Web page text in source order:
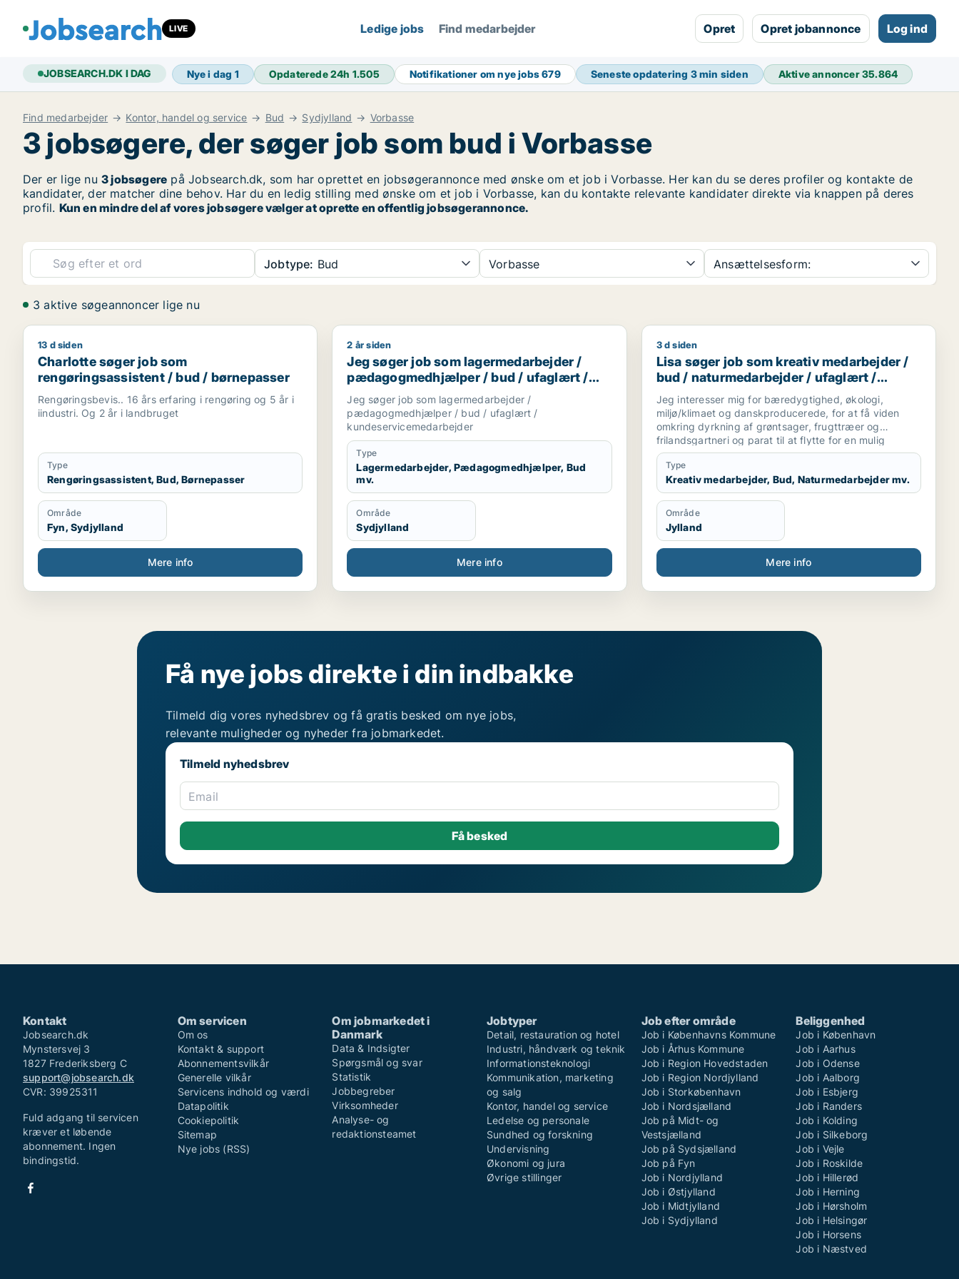
LIVE Ledige jobs Find medarbejder Opret Opret jobannonce Log ind
JOBSEARCH.DK I DAG Nye i dag 1 Opdaterede 24h 1.505 Notifikationer om nye jobs679 Seneste opdatering 3 min siden Aktive annoncer35.864
Find medarbejder Kontor, handel og service Bud Sydjylland Vorbasse
3 jobsøgere, der søger job som bud i Vorbasse
Der er lige nu 3 jobsøgere på Jobsearch.dk, som har oprettet en jobsøgerannonce med ønske om et job i Vorbasse. Her kan du se deres profiler og kontakte de
kandidater, der matcher dine behov. Har du en ledig stilling med ønske om et job i Vorbasse, kan du kontakte relevante kandidater direkte via knappen på deres
profil. Kun en mindre del af vores jobsøgere vælger at oprette en offentlig jobsøgerannonce.
Jobtype: Bud Vorbasse Ansættelsesform:
3 aktive søgeannoncer lige nu
Charlotte søger job som rengøringsassistent / bud / børnepasser
13 d siden
Charlotte søger job som
rengøringsassistent / bud / børnepasser
Rengøringsbevis.. 16 års erfaring i rengøring og 5 år i
iindustri. Og 2 år i landbruget
Type
Rengøringsassistent, Bud, Børnepasser
Område
Fyn, Sydjylland
Mere info
Jeg søger job som lagermedarbejder / pædagogmedhjælper / bud / ufaglært / kundeservicemedarbejder
2 år siden
Jeg søger job som lagermedarbejder /
pædagogmedhjælper / bud / ufaglært /
kundeservicemedarbejder
Jeg søger job som lagermedarbejder /
pædagogmedhjælper / bud / ufaglært /
kundeservicemedarbejder
Type
Lagermedarbejder, Pædagogmedhjælper, Bud
mv.
Område
Sydjylland
Mere info
Lisa søger job som kreativ medarbejder / bud /
3 d siden
Lisa søger job som kreativ medarbejder /
bud / naturmedarbejder / ufaglært /
gartner
Jeg interesser mig for bæredygtighed, økologi,
miljø/klimaet og danskproducerede, for at få viden
omkring dyrkning af grøntsager, frugttræer og
frilandsgartneri og parat til at flytte for en mulig
praktikplads.
Jeg er mødestabil, pligtopfyldende, fleksibel og
hjælpsom. Jeg er ikke bange for at give en hånd
ekstra.
Type
Kreativ medarbejder, Bud, Naturmedarbejder mv.
Område
Jylland
Mere info
Få nye jobs direkte i din indbakke
Tilmeld dig vores nyhedsbrev og få gratis besked om nye jobs,
relevante muligheder og nyheder fra jobmarkedet.
Tilmeld nyhedsbrev
Email
Kontakt
Jobsearch.dk
Mynstersvej 3
1827 Frederiksberg C
support@jobsearch.dk
CVR: 39925311
Fuld adgang til servicen
kræver et løbende
abonnement. Ingen
bindingstid.
Om servicen
Om os
Kontakt & support
Abonnementsvilkår
Generelle vilkår
Servicens indhold og værdi
Datapolitik
Cookiepolitik
Sitemap
Nye jobs (RSS)
Om jobmarkedet i
Danmark
Data & Indsigter
Spørgsmål og svar
Statistik
Jobbegreber
Virksomheder
Analyse- og
redaktionsteamet
Jobtyper
Detail, restauration og hotel
Industri, håndværk og teknik
Informationsteknologi
Kommunikation, marketing
og salg
Kontor, handel og service
Ledelse og personale
Sundhed og forskning
Undervisning
Økonomi og jura
Øvrige stillinger
Job efter område
Job i Københavns Kommune
Job i Århus Kommune
Job i Region Hovedstaden
Job i Region Nordjylland
Job i Storkøbenhavn
Job i Nordsjælland
Job på Midt- og
Vestsjælland
Job på Sydsjælland
Job på Fyn
Job i Nordjylland
Job i Østjylland
Job i Midtjylland
Job i Sydjylland
Beliggenhed
Job i København
Job i Aarhus
Job i Odense
Job i Aalborg
Job i Esbjerg
Job i Randers
Job i Kolding
Job i Silkeborg
Job i Vejle
Job i Roskilde
Job i Hillerød
Job i Herning
Job i Hørsholm
Job i Helsingør
Job i Horsens
Job i Næstved